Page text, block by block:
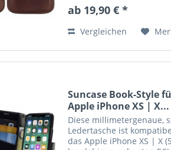
Suncase ist
ab 19,90 € *
Vergleichen
Suncase Book-Style
Apple iPhone XS | X...
Diese millimetergenaue,
Ledertasche ist
das Apple iPhone XS | X